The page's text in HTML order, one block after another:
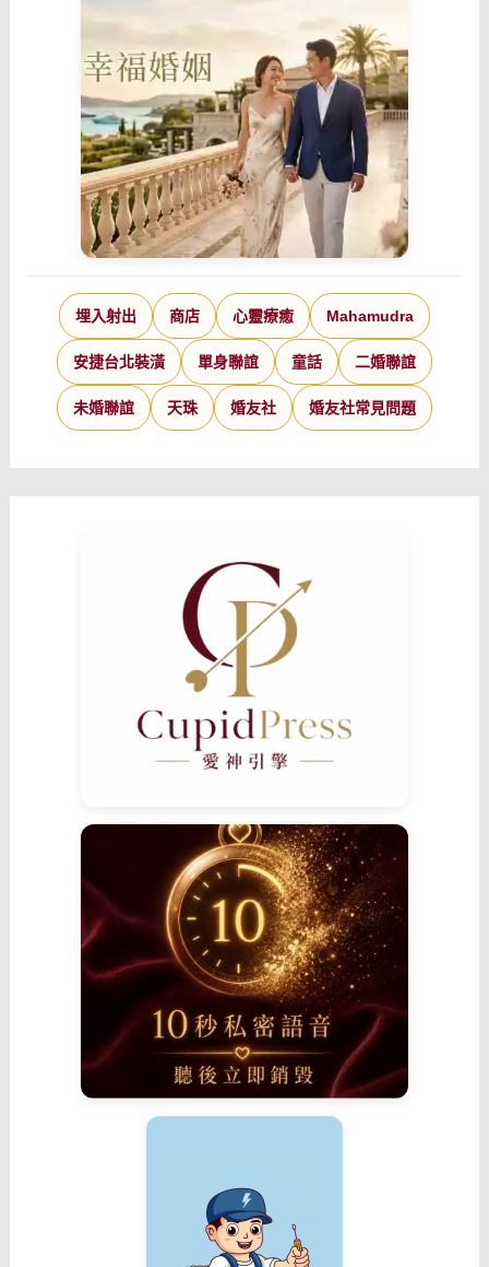
埋入射出 商店 心靈療癒 Mahamudra
安捷台北裝潢 單身聯誼 童話 二婚聯誼
未婚聯誼 天珠 婚友社 婚友社常見問題